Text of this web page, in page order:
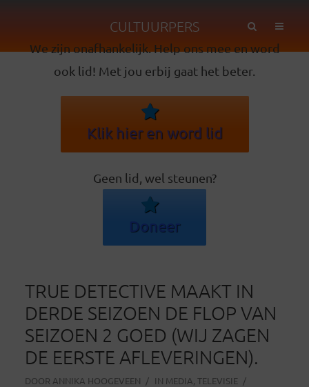
CULTUURPERS
We zijn onafhankelijk. Help ons mee en word
ook lid! Met jou erbij gaat het beter.
Klik hier en word lid
Geen lid, wel steunen?
Doneer
TRUE DETECTIVE MAAKT IN
DERDE SEIZOEN DE FLOP VAN
SEIZOEN 2 GOED (WIJ ZAGEN
DE EERSTE AFLEVERINGEN).
DOOR ANNIKA HOOGEVEEN IN MEDIA, TELEVISIE